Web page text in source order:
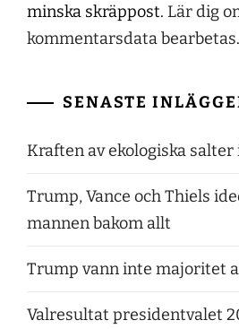
minska skräppost. Lär dig
kommentarsdata bearbetas.
SENASTE
Kraften av ekologiska
Trump, Vance och Thiels
mannen bakom allt
Trump vann inte majoritet
Valresultat presidentvalet